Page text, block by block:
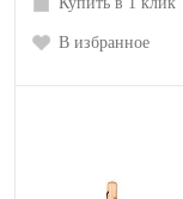
В избранное